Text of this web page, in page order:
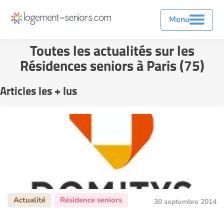
Menu
Toutes les actualités sur les
Résidences seniors à Paris (75)
Articles les + lus
30 septembre 2014